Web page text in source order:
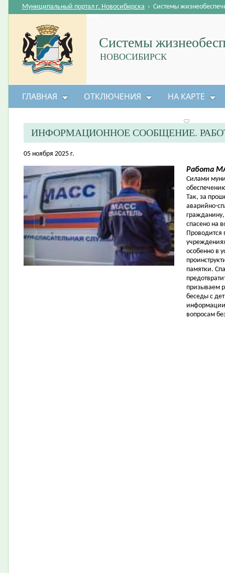
Системы
НОВОСИБИРСК
Муниципальный портал г. Новосибирска › Системы
ГЛАВНАЯ ОТКЛЮЧЕНИЯ НА КАРТЕ
ИНФОРМАЦИОННОЕ СООБЩЕНИЕ.
05 ноября 2025 г.
Работа
Силами
Так, за
аварийно-
спасено на
Проводится
особенно в
памятки.
призываем
беседы с
вопросам